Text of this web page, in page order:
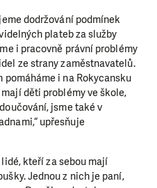
dodržování podmínek
plateb za služby
i pracovně právní problémy
ze strany zaměstnavatelů.
i na Rokycansku
děti problémy ve škole,
jsme také v
upřesňuje
kteří za sebou mají
Jednou z nich je paní,